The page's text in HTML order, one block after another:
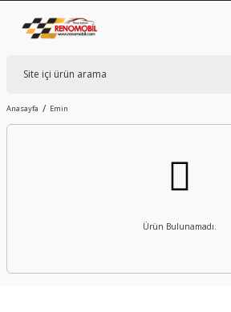
Anasayfa Emin
Ürün Bulunamadı.